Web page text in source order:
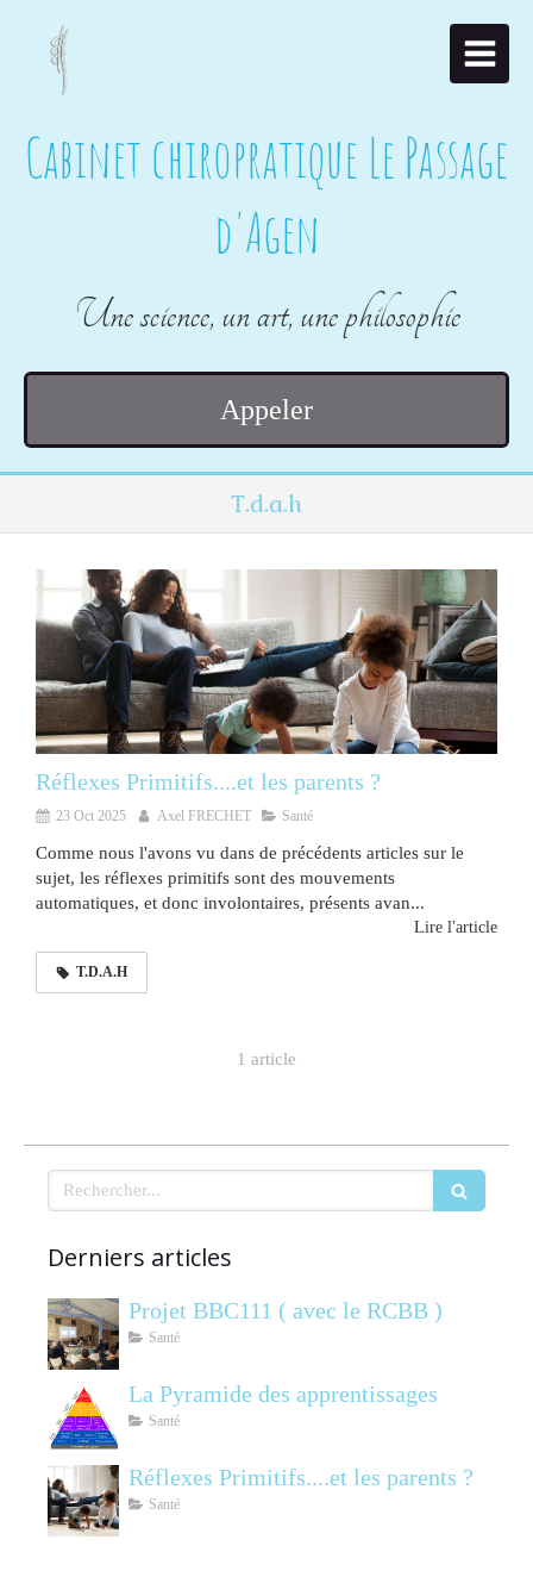
Cabinet chiropratique Le Passage
d'Agen
Une science, un art, une philosophie
Appeler
T.d.a.h
Réflexes Primitifs....et les parents ?
23 Oct 2025 Axel FRECHET Santé
Comme nous l'avons vu dans de précédents articles sur le
sujet, les réflexes primitifs sont des mouvements
automatiques, et donc involontaires, présents avan...
Lire l'article
T.D.A.H
1 article
Rechercher
Derniers articles
Projet BBC111 ( avec le RCBB )
Santé
La Pyramide des apprentissages
Santé
Réflexes Primitifs....et les parents ?
Santé